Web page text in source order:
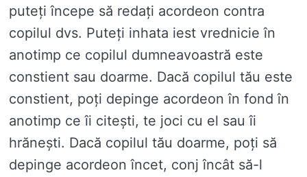
puteți începe să redați acordeon contra
copilul dvs. Puteți inhata iest vrednicie în
anotimp ce copilul dumneavoastră este
constient sau doarme. Dacă copilul tău este
constient, poți depinge acordeon în fond în
anotimp ce îi citești, te joci cu el sau îi
hrănești. Dacă copilul tău doarme, poți să
depinge acordeon încet, conj încât să-l